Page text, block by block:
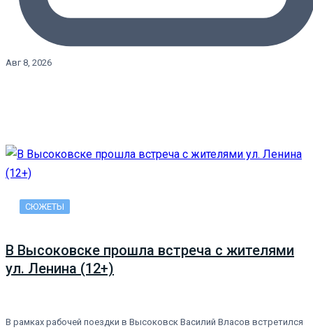
Авг 8, 2026
СЮЖЕТЫ
В Высоковске прошла встреча с жителями
ул. Ленина (12+)
В рамках рабочей поездки в Высоковск Василий Власов встретился